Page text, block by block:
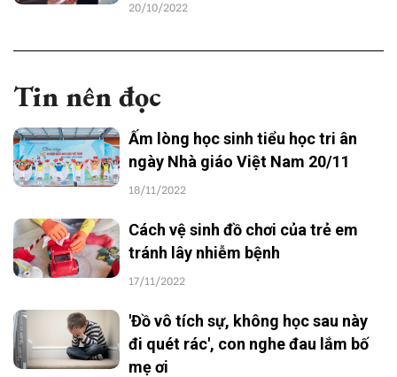
20/10/2022
Tin nên đọc
Ấm lòng học sinh tiểu học tri ân
ngày Nhà giáo Việt Nam 20/11
18/11/2022
Cách vệ sinh đồ chơi của trẻ em
tránh lây nhiễm bệnh
17/11/2022
'Đồ vô tích sự, không học sau này
đi quét rác', con nghe đau lắm bố
mẹ ơi